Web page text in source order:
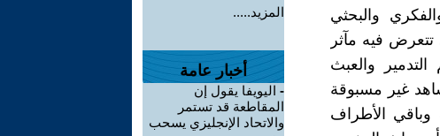
والبحثي
تتعرض فيه مآثر
والعبث
غير مسبوقة
وباقي الأطراف
المزيد.....
أخبار عامة
- اليويفا يقول إن
المقاطعة قد تستمر
والاتحاد الإنجليزي يسحب